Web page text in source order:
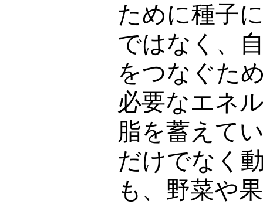
ために種子
ではなく、
をつなぐた
必要なエネ
脂を蓄えて
だけでなく
も、野菜や